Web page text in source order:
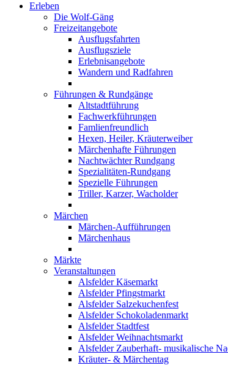
Erleben
Die Wolf-Gäng
Freizeitangebote
Ausflugsfahrten
Ausflugsziele
Erlebnisangebote
Wandern und Radfahren
Führungen & Rundgänge
Altstadtführung
Fachwerkführungen
Famlienfreundlich
Hexen, Heiler, Kräuterweiber
Märchenhafte Führungen
Nachtwächter Rundgang
Spezialitäten-Rundgang
Spezielle Führungen
Triller, Karzer, Wacholder
Märchen
Märchen-Aufführungen
Märchenhaus
Märkte
Veranstaltungen
Alsfelder Käsemarkt
Alsfelder Pfingstmarkt
Alsfelder Salzekuchenfest
Alsfelder Schokoladenmarkt
Alsfelder Stadtfest
Alsfelder Weihnachtsmarkt
Alsfelder Zauberhaft- musikalische
Kräuter- & Märchentag